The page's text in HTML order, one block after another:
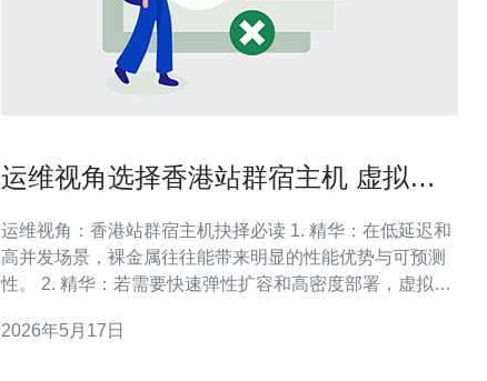
运维视角选择香港站群宿主机 虚拟化
运维视角：香港站群宿主机抉择必读 1. 精华：在低延迟和
高并发场景，裸金属往往能带来明显的性能优势与可预测
性。 2. 精华：若需要快速弹性扩容和高密度部署，虚拟化
维风险、合规与安全角度评估，选择需平衡稳定性、可观
2026年5月17日